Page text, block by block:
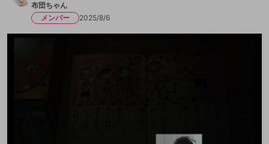
布団ちゃん
メンバー
2025/8/6